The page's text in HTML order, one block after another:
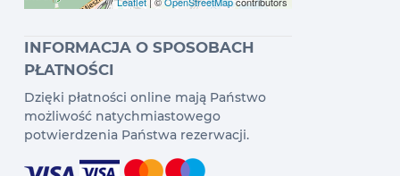
INFORMACJA O SPOSOBACH
PŁATNOŚCI
Dzięki płatności online mają Państwo
możliwość natychmiastowego
potwierdzenia Państwa rezerwacji.